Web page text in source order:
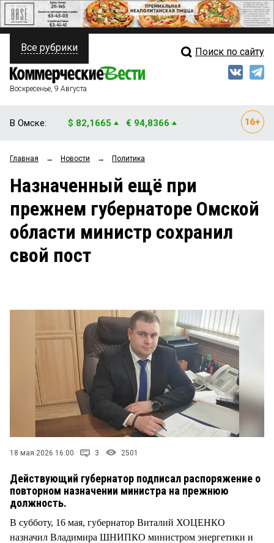
ПОЛИТИКА
ФИНАНСЫ
ОБЩЕСТВО
ЗАКОН
НОВОСТИ КОМПАНИЙ
ПРОИСШЕСТВИЯ
Свежий выпуск
Рейтинги
Блоги
Архив
Все рубрики Поиск по сайту
Воскресенье, 9 Августа
В Омске: $ 82,1665 € 94,8366
Главная → Новости → Политика
Назначенный ещё при
прежнем губернаторе Омской
области министр сохранил
свой пост
18 мая 2026 16:00 3 2501
Действующий губернатор подписал распоряжение о
повторном назначении министра на прежнюю
должность.
В субботу, 16 мая, губернатор Виталий ХОЦЕНКО
назначил Владимира ШНИПКО министром энергетики и